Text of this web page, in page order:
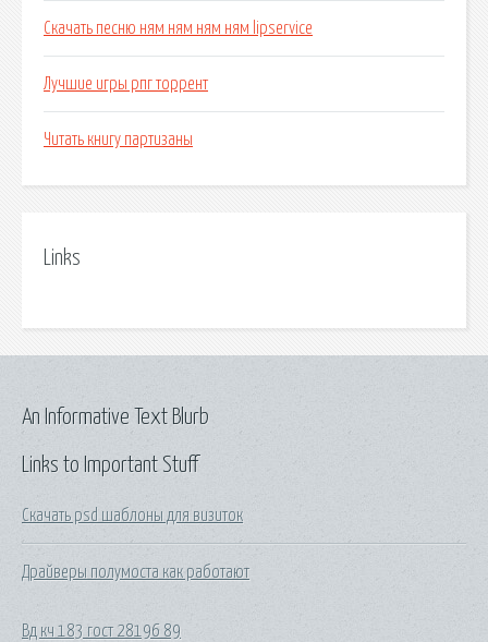
Скачать песню ням ням ням ням lipservice
Лучшие игры рпг торрент
Читать книгу партизаны
Links
Links to Important Stuff
Скачать psd шаблоны для визиток
Драйверы полумоста как работают
Вд кч 183 гост 28196 89
An Informative Text Blurb